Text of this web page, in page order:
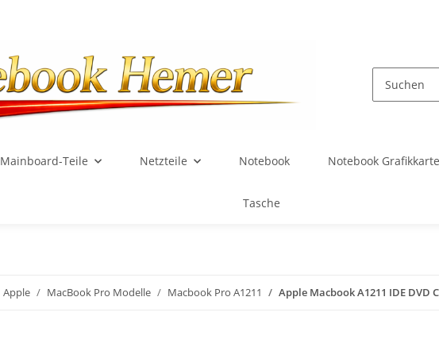
Mainboard-Teile Netzteile Notebook Notebook
Tasche
Apple MacBook Pro Modelle Macbook Pro A1211 Apple Macbook A1211 IDE DVD